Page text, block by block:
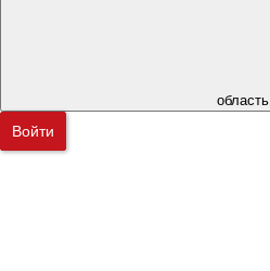
область
Войти